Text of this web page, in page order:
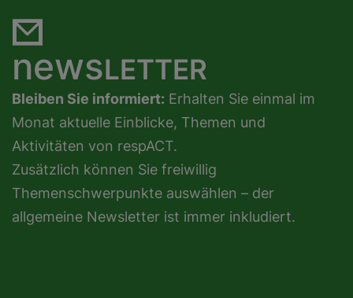
newsLETTER
Bleiben Sie informiert: Erhalten Sie einmal im
Monat aktuelle Einblicke, Themen und
Aktivitäten von respACT.
Zusätzlich können Sie freiwillig
Themenschwerpunkte auswählen – der
allgemeine Newsletter ist immer inkludiert.